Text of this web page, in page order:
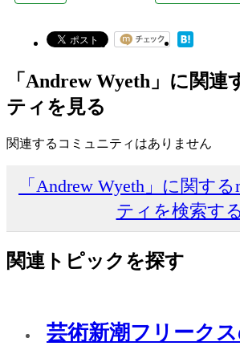
「Andrew Wyeth」に関連
ティを見る
関連するコミュニティはありません
「Andrew Wyeth」に関す
ティを検索する
関連トピックを探す
芸術新潮フリーク